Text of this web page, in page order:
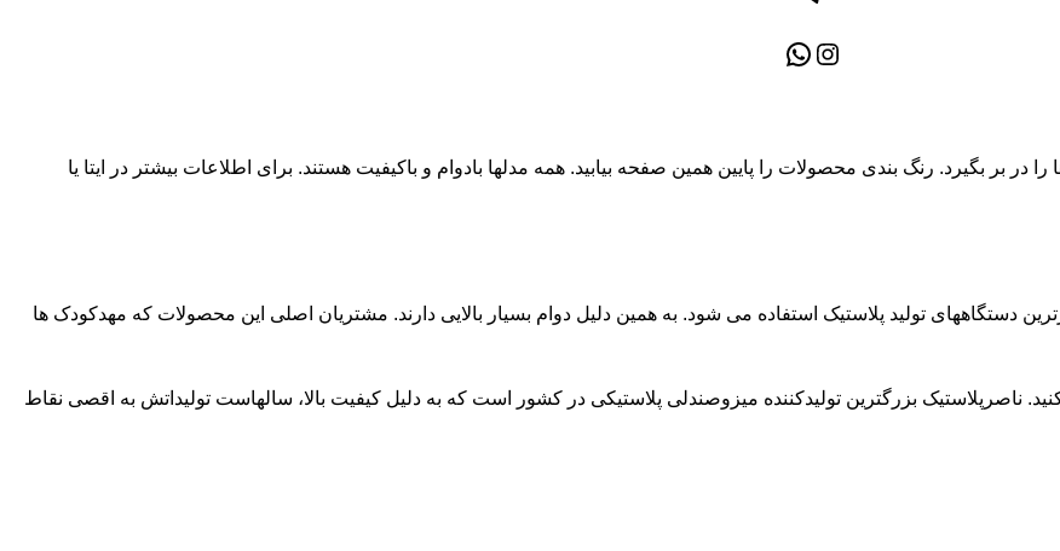
اینستاگرم
واتس‌اپ
در بر بگیرد. رنگ بندی محصولات را پایین همین صفحه بیابید. همه مدلها بادوام و باکیفیت هستند. برای اطلاعات بیشتر در ایتا یا
دستگاههای تولید پلاستیک استفاده می شود. به همین دلیل دوام بسیار بالایی دارند. مشتریان اصلی این محصولات که مهدکودک ها
ناصرپلاستیک بزرگترین تولیدکننده میزوصندلی پلاستیکی در کشور است که به دلیل کیفیت بالا، سالهاست تولیداتش به اقصی نقاط